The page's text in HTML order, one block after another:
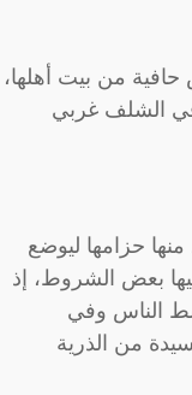
من بيت أهلها،
الشلف غربي
حزامها ليوضع
بعض الشروط، إذ
الناس وفي
من الذرية